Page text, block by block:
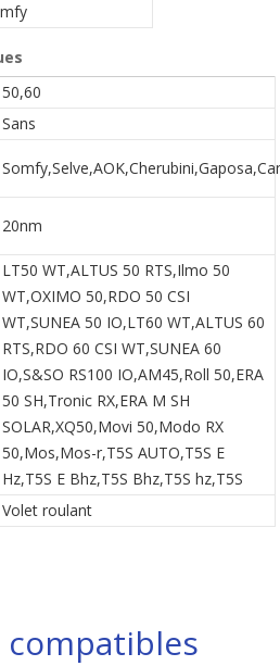
50,60
Sans
20nm
LT50 WT,ALTUS 50 RTS,Ilmo 50
WT,OXIMO 50,RDO 50 CSI
WT,SUNEA 50 IO,LT60 WT,ALTUS 60
RTS,RDO 60 CSI WT,SUNEA 60
IO,S&SO RS100 IO,AM45,Roll 50,ERA
50 SH,Tronic RX,ERA M SH
SOLAR,XQ50,Movi 50,Modo RX
50,Mos,Mos-r,T5S AUTO,T5S E
Hz,T5S E Bhz,T5S Bhz,T5S hz,T5S
Volet roulant
compatibles